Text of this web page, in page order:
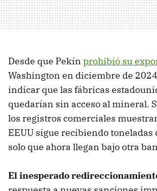
Desde que Pekín prohibió su
Washington en diciembre de
indicar que las fábricas
quedarían sin acceso al mineral.
los registros comerciales
EEUU sigue recibiendo
solo que ahora llegan bajo otra
El inesperado